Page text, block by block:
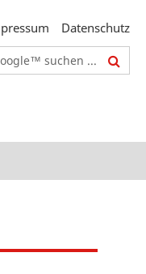
Datenschutz